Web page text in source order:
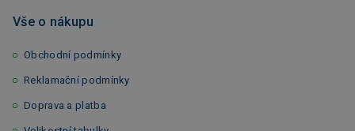
Vše o nákupu
Obchodní podmínky
Reklamační podmínky
Doprava a platba